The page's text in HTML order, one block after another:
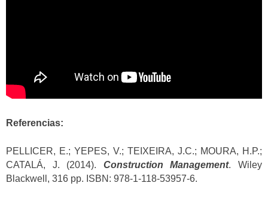
Referencias:
PELLICER, E.; YEPES, V.; TEIXEIRA, J.C.; MOURA, H.P.;
CATALÁ, J. (2014). Construction Management. Wiley
Blackwell, 316 pp. ISBN: 978-1-118-53957-6.